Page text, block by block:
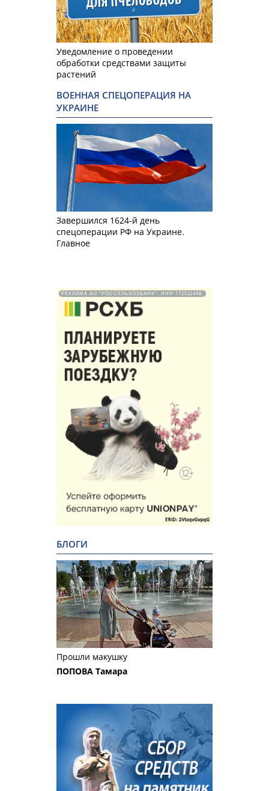
Уведомление о проведении
обработки средствами защиты
растений
ВОЕННАЯ СПЕЦОПЕРАЦИЯ НА
УКРАИНЕ
Завершился 1624-й день
спецоперации РФ на Украине.
Главное
РЕКЛАМА АО "РОССЕЛЬХОЗБАНК". ИНН 772511448.
БЛОГИ
Прошли макушку
ПОПОВА Тамара